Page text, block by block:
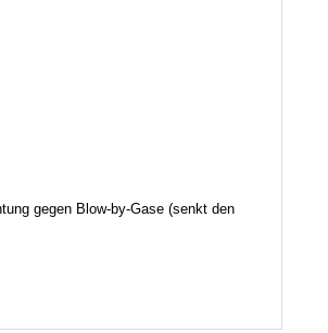
gegen Blow-by-Gase (senkt den